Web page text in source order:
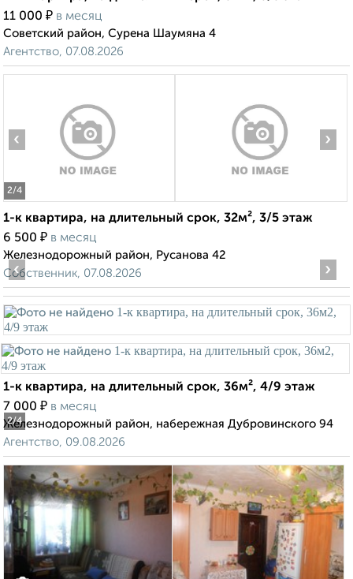
11 000 ₽ в месяц
Советский район, Сурена Шаумяна 4
Агентство, 07.08.2026
2/4
‹ ›
1-к квартира, на длительный срок, 32м², 3/5 этаж
6 500 ₽ в месяц
Железнодорожный район, Русанова 42
Собственник, 07.08.2026
2/4
‹ ›
1-к квартира, на длительный срок, 36м², 4/9 этаж
7 000 ₽ в месяц
Железнодорожный район, набережная Дубровинского 94
Агентство, 09.08.2026